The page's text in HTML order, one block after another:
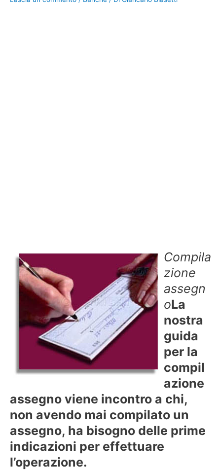
Compila
zione
assegn
oLa
nostra
guida
per la
compil
azione
assegno viene incontro a chi,
non avendo mai compilato un
assegno, ha bisogno delle prime
indicazioni per effettuare
l’operazione.